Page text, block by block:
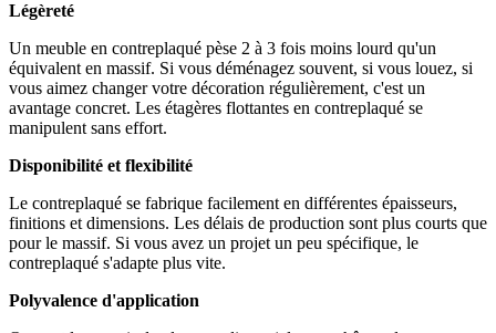
Légèreté
Un meuble en contreplaqué pèse 2 à 3 fois moins lourd qu'un
équivalent en massif. Si vous déménagez souvent, si vous louez, si
vous aimez changer votre décoration régulièrement, c'est un
avantage concret. Les étagères flottantes en contreplaqué se
manipulent sans effort.
Disponibilité et flexibilité
Le contreplaqué se fabrique facilement en différentes épaisseurs,
finitions et dimensions. Les délais de production sont plus courts que
pour le massif. Si vous avez un projet un peu spécifique, le
contreplaqué s'adapte plus vite.
Polyvalence d'application